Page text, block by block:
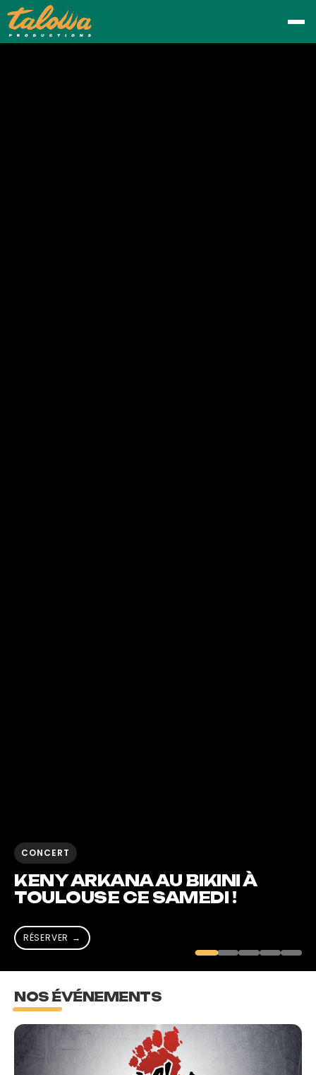
CONCERT
KENY ARKANA AU BIKINI À
TOULOUSE CE SAMEDI !
RÉSERVER →
NOS ÉVÉNEMENTS